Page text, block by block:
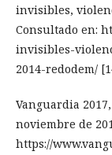
invisibles,
Consultado en:
invisibles-
2014-redodem/
Vanguardia
noviembre de
https://